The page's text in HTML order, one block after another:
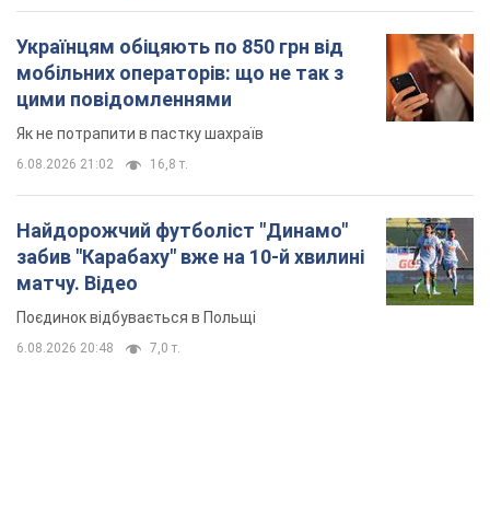
Українцям обіцяють по 850 грн від
мобільних операторів: що не так з
цими повідомленнями
Як не потрапити в пастку шахраїв
6.08.2026 21:02 16,8 т.
Найдорожчий футболіст "Динамо"
забив "Карабаху" вже на 10-й хвилині
матчу. Відео
Поєдинок відбувається в Польщі
6.08.2026 20:48 7,0 т.